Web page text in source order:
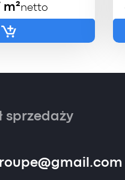
m²netto
sprzedaży